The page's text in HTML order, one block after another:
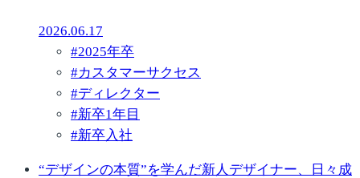
2026.06.17
#2025年卒
#カスタマーサクセス
#ディレクター
#新卒1年目
#新卒入社
“デザインの本質”を学んだ新人デザイナー、日々成